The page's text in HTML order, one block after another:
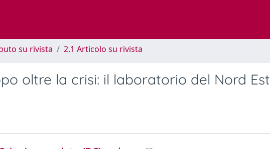
su rivista 2.1 Articolo su rivista
oltre la crisi: il laboratorio del Nord Est